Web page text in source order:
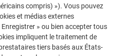
démontre la
Découvrez d’autres projets
compris) »). Vous pouvez
et médias externes
» ou bien accepter tous
impliquent le traitement de
tiers basés aux États-